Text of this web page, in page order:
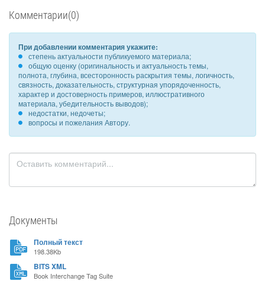
Комментарии(0)
При добавлении комментария укажите:
степень актуальности публикуемого материала;
общую оценку (оригинальность и актуальность темы,
полнота, глубина, всесторонность раскрытия темы, логичность,
связность, доказательность, структурная упорядоченность,
характер и достоверность примеров, иллюстративного
материала, убедительность выводов);
недостатки, недочеты;
вопросы и пожелания Автору.
Документы
Полный текст
198.38Kb
BITS XML
Book Interchange Tag Suite